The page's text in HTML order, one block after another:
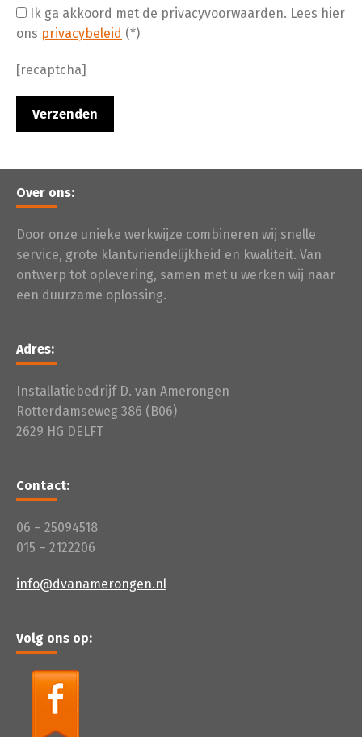
Ik ga akkoord met de privacyvoorwaarden. Lees hier
ons privacybeleid (*)
[recaptcha]
Over ons:
Door onze unieke werkwijze combineren wij snelle
service, grote klantvriendelijkheid en kwaliteit. Van
ontwerp tot oplevering, samen met u werken wij naar
een duurzame oplossing.
Adres:
Installatiebedrijf D. van Amerongen
Rotterdamseweg 386 (B06)
2629 HG DELFT
Contact:
06 – 25094518
015 – 2122206
info@dvanamerongen.nl
Volg ons op: